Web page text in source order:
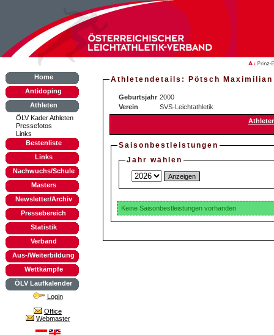
Home
Antidoping
Athleten
ÖLV Kader Athleten
Pressefotos
Links
Bestenliste
Links
Nachwuchs/Schule
Masters
Newsletter/Archiv
Pressebereich
Statistik
Verband
Aus-/Weiterbildung
Wettkämpfe
ÖLV Laufkalender
Login
Office
Webmaster
Athletendetails: Pötsch Maximilian
Geburtsjahr 2000
Verein
SVS-Leichtathletik
Saisonbestleistungen
Jahr wählen
Keine Saisonbestleistungen vorhanden